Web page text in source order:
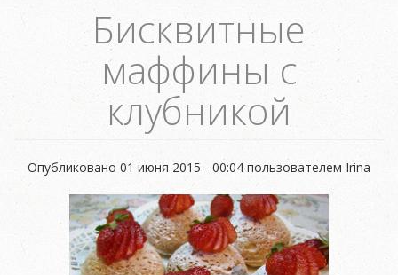
Бисквитные
маффины с
клубникой
Опубликовано 01 июня 2015 - 00:04 пользователем Irina